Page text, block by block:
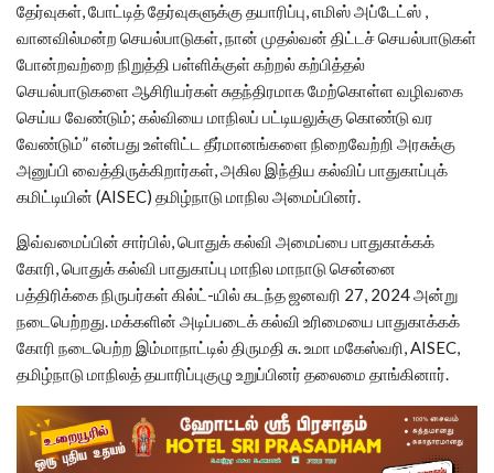
தேர்வுகள், போட்டித் தேர்வுகளுக்கு தயாரிப்பு, எமிஸ் அப்டேட்ஸ் ,
வானவில்மன்ற செயல்பாடுகள், நான் முதல்வன் திட்டச் செயல்பாடுகள்
போன்றவற்றை நிறுத்தி பள்ளிக்குள் கற்றல் கற்பித்தல்
செயல்பாடுகளை ஆசிரியர்கள் சுதந்திரமாக மேற்கொள்ள வழிவகை
செய்ய வேண்டும்; கல்வியை மாநிலப் பட்டியலுக்கு கொண்டு வர
வேண்டும்” என்பது உள்ளிட்ட தீர்மானங்களை நிறைவேற்றி அரசுக்கு
அனுப்பி வைத்திருக்கிறார்கள், அகில இந்திய கல்விப் பாதுகாப்புக்
கமிட்டியின் (AISEC) தமிழ்நாடு மாநில அமைப்பினர்.
இவ்வமைப்பின் சார்பில், பொதுக் கல்வி அமைப்பை பாதுகாக்கக்
கோரி, பொதுக் கல்வி பாதுகாப்பு மாநில மாநாடு சென்னை
பத்திரிக்கை நிருபர்கள் கில்ட்-யில் கடந்த ஜனவரி 27, 2024 அன்று
நடைபெற்றது. மக்களின் அடிப்படைக் கல்வி உரிமையை பாதுகாக்கக்
கோரி நடைபெற்ற இம்மாநாட்டில் திருமதி சு. உமா மகேஸ்வரி, AISEC,
தமிழ்நாடு மாநிலத் தயாரிப்புகுழு உறுப்பினர் தலைமை தாங்கினார்.